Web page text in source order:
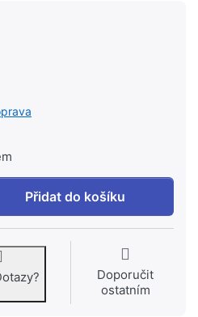
M1 ovládací tlačítko, dual
Přidat do košíku
Doporučit
ostatním